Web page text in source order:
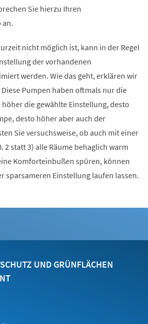
Sie hierzu Ihren
an.
nicht möglich ist, kann in der Regel
der vorhandenen
werden. Wie das geht, erklären wir
Pumpen haben oftmals nur die
höher die gewählte Einstellung, desto
desto höher aber auch der
Sie versuchsweise, ob auch mit einer
2 statt 3) alle Räume behaglich warm
Komforteinbußen spüren, können
sparsameren Einstellung laufen lassen.
UND GRÜNFLÄCHEN